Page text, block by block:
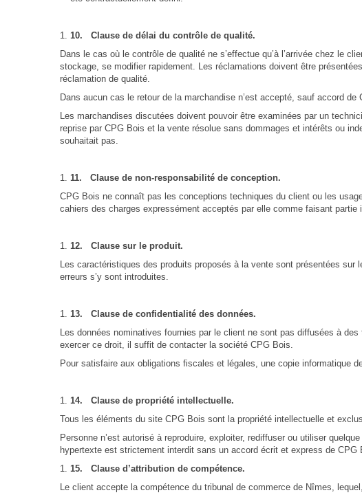
10. Clause de délai du contrôle de qualité.
Dans le cas où le contrôle de qualité ne s’effectue qu’à l’arrivée chez le
stockage, se modifier rapidement. Les réclamations doivent être
réclamation de qualité.
Dans aucun cas le retour de la marchandise n’est accepté, sauf accord de
Les marchandises discutées doivent pouvoir être examinées par un
reprise par CPG Bois et la vente résolue sans dommages et intérêts ou
souhaitait pas.
11. Clause de non-responsabilité de conception.
CPG Bois ne connaît pas les conceptions techniques du client ou les
cahiers des charges expressément acceptés par elle comme faisant partie
12. Clause sur le produit.
Les caractéristiques des produits proposés à la vente sont présentées
erreurs s’y sont introduites.
13. Clause de confidentialité des données.
Les données nominatives fournies par le client ne sont pas diffusées à
exercer ce droit, il suffit de contacter la société CPG Bois.
Pour satisfaire aux obligations fiscales et légales, une copie informatique
14. Clause de propriété intellectuelle.
Tous les éléments du site CPG Bois sont la propriété intellectuelle et
Personne n’est autorisé à reproduire, exploiter, rediffuser ou utiliser
hypertexte est strictement interdit sans un accord écrit et express de CPG
15. Clause d’attribution de compétence.
Le client accepte la compétence du tribunal de commerce de Nîmes,